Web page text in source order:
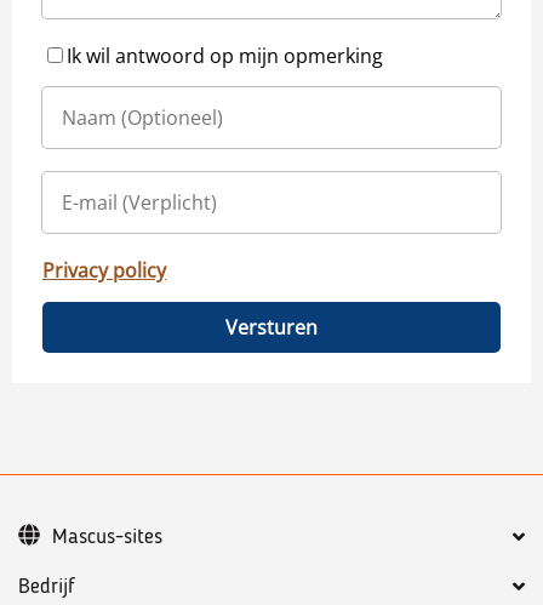
Ik wil antwoord op mijn opmerking
Privacy policy
Versturen
Bedrijf
Mascus-sites